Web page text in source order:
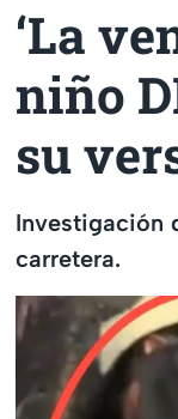
‘La
niño
su
Investigación
carretera.